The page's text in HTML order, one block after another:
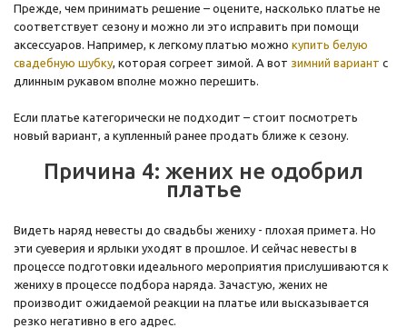
Прежде, чем принимать решение – оцените, насколько платье не
соответствует сезону и можно ли это исправить при помощи
аксессуаров. Например, к легкому платью можно купить белую
свадебную шубку, которая согреет зимой. А вот зимний вариант с
длинным рукавом вполне можно перешить.
Если платье категорически не подходит – стоит посмотреть
новый вариант, а купленный ранее продать ближе к сезону.
Причина 4: жених не одобрил
платье
Видеть наряд невесты до свадьбы жениху - плохая примета. Но
эти суеверия и ярлыки уходят в прошлое. И сейчас невесты в
процессе подготовки идеального мероприятия прислушиваются к
жениху в процессе подбора наряда. Зачастую, жених не
производит ожидаемой реакции на платье или высказывается
резко негативно в его адрес.